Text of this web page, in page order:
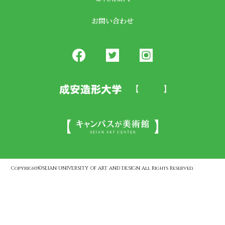
お問い合わせ
Copyright©SEIAN UNIVERSITY OF ART AND DESIGN All Rights Reserved.